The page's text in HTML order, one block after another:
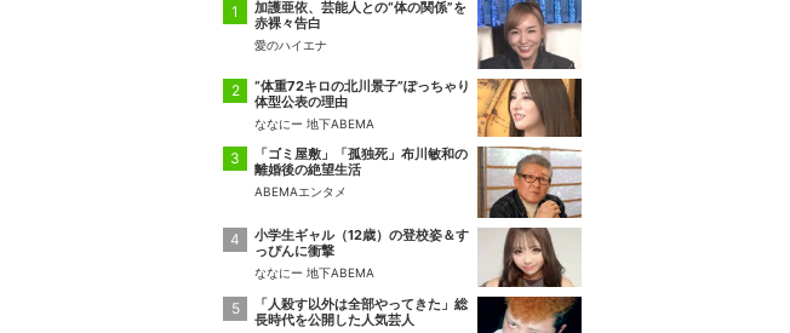
加護亜依、芸能人との“体の関係”を
赤裸々告白
愛のハイエナ
“体重72キロの北川景子”ぽっちゃり
体型公表の理由
ななにー 地下ABEMA
「ゴミ屋敷」「孤独死」布川敏和の
離婚後の絶望生活
ABEMAエンタメ
小学生ギャル（12歳）の登校姿＆す
っぴんに衝撃
ななにー 地下ABEMA
「人殺す以外は全部やってきた」総
長時代を公開した人気芸人